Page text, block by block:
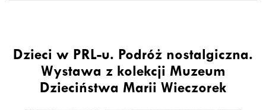
Dzieci w PRL-u. Podróż nostalgiczna.
Wystawa z kolekcji Muzeum
Dzieciństwa Marii Wieczorek